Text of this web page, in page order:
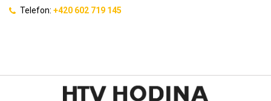
Telefon: +420 602 719 145